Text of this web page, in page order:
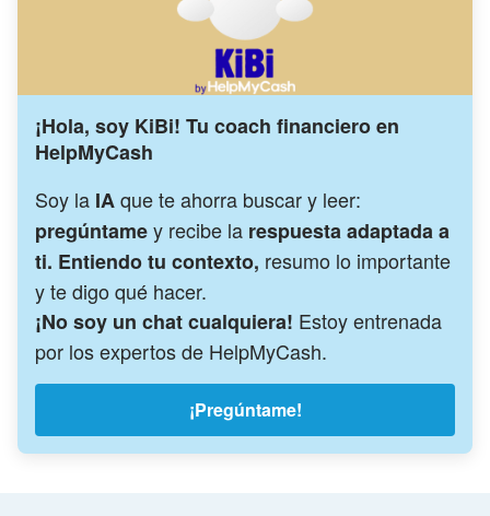
¡Hola, soy KiBi! Tu coach financiero en
HelpMyCash
Soy la IAque te ahorra buscar y leer:
pregúntamey recibe la respuesta adaptada a
ti. Entiendo tu contexto, resumo lo importante
y te digo qué hacer.
¡No soy un chat cualquiera! Estoy entrenada
por los expertos de HelpMyCash.
¡Pregúntame!